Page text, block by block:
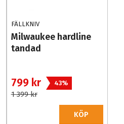
FÄLLKNIV
Milwaukee hardline
tandad
799 kr 43%
1 399 kr
KÖP